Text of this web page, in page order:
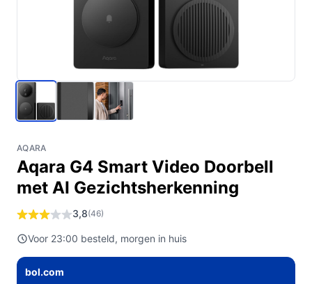
AQARA
Aqara G4 Smart Video Doorbell
met AI Gezichtsherkenning
3,8(46)
Voor 23:00 besteld, morgen in huis
bol.com